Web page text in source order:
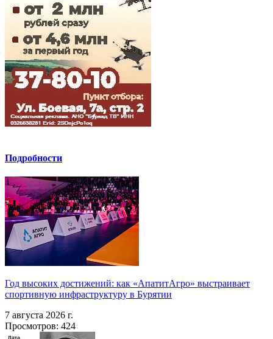
Подробности
Год высоких достижений: как «АпатитАгро» выстраивает
спортивную инфраструктуру в Бурятии
7 августа 2026 г.
Просмотров: 424